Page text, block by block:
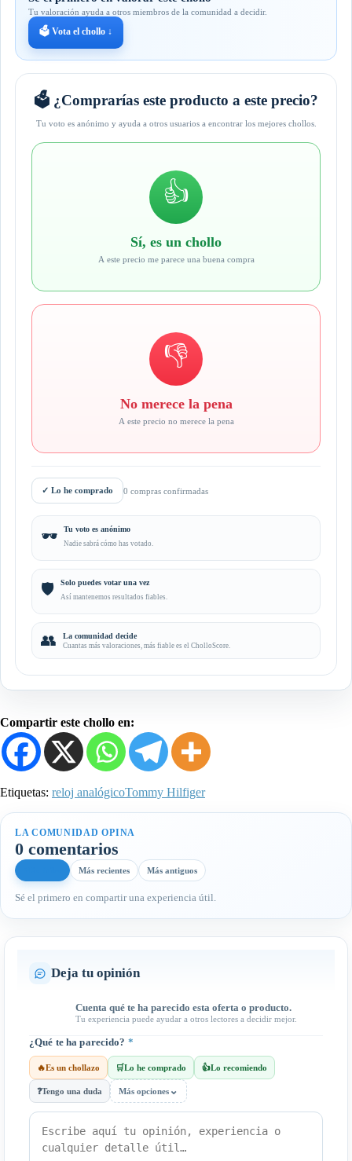
Tu valoración ayuda a otros miembros de la comunidad a decidir.
🗳️ Vota el chollo ↓
🗳️ ¿Comprarías este producto a este precio?
Tu voto es anónimo y ayuda a otros usuarios a encontrar los mejores chollos.
👍
Sí, es un chollo
A este precio me parece una buena compra
👎
No merece la pena
A este precio no merece la pena
✓ Lo he comprado 0 compras confirmadas
🕶️ Tu voto es anónimo
Nadie sabrá cómo has votado.
🛡️ Solo puedes votar una vez
Así mantenemos resultados fiables.
👥 La comunidad decide
Cuantas más valoraciones, más fiable es el CholloScore.
Compartir este chollo en:
Etiquetas: reloj analógicoTommy Hilfiger
LA COMUNIDAD OPINA
0 comentarios
Más recientes Más antiguos
Sé el primero en compartir una experiencia útil.
Deja tu opinión
Cuenta qué te ha parecido esta oferta o producto.
Tu experiencia puede ayudar a otros lectores a decidir mejor.
¿Qué te ha parecido? *
🔥Es un chollazo 🛒Lo he comprado 👍Lo recomiendo
❓Tengo una duda Más opciones ⌄